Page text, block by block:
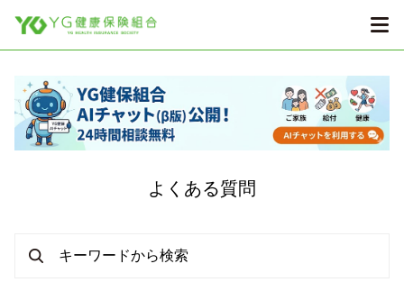
よくある質問